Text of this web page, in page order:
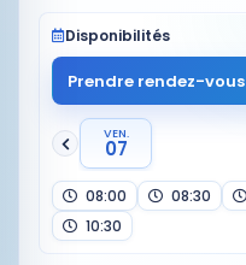
Disponibilités
Prendre rendez-vous
VEN.
07
08:00 08:30
10:30